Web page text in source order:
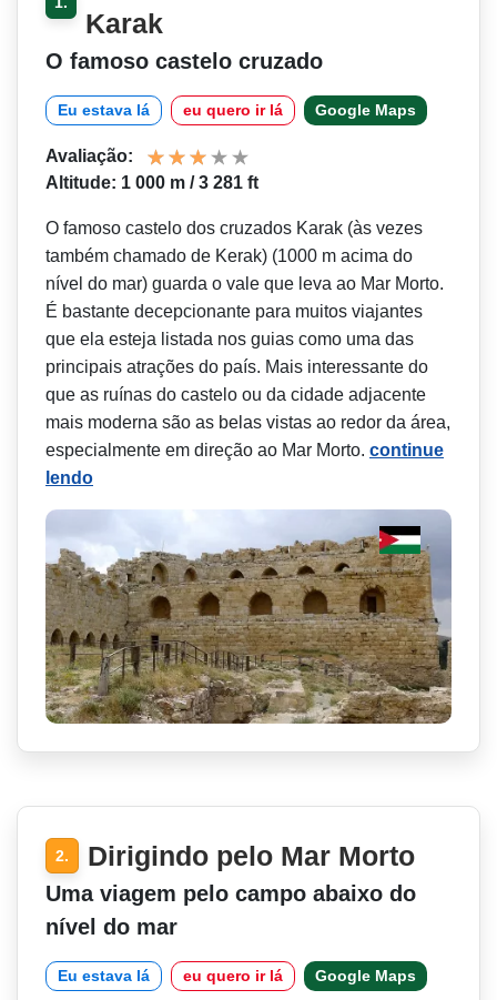
Karak
O famoso castelo cruzado
Eu estava lá eu quero ir lá Google Maps
Avaliação:
Altitude: 1 000 m / 3 281 ft
O famoso castelo dos cruzados Karak (às vezes
também chamado de Kerak) (1000 m acima do
nível do mar) guarda o vale que leva ao Mar Morto.
É bastante decepcionante para muitos viajantes
que ela esteja listada nos guias como uma das
principais atrações do país. Mais interessante do
que as ruínas do castelo ou da cidade adjacente
mais moderna são as belas vistas ao redor da área,
especialmente em direção ao Mar Morto. continue
lendo
2. Dirigindo pelo Mar Morto
Uma viagem pelo campo abaixo do
nível do mar
Eu estava lá eu quero ir lá Google Maps